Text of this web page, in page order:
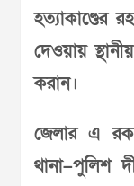
হত্যাকাণ্ডের
দেওয়ায়
করান।
জেলার এ
থানা–পুলিশ